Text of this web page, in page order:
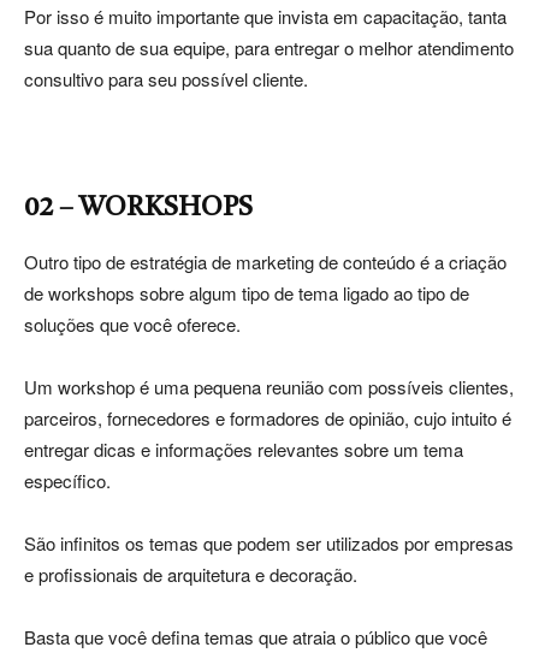
Por isso é muito importante que invista em capacitação, tanta
sua quanto de sua equipe, para entregar o melhor atendimento
consultivo para seu possível cliente.
02 – WORKSHOPS
Outro tipo de estratégia de marketing de conteúdo é a criação
de workshops sobre algum tipo de tema ligado ao tipo de
soluções que você oferece.
Um workshop é uma pequena reunião com possíveis clientes,
parceiros, fornecedores e formadores de opinião, cujo intuito é
entregar dicas e informações relevantes sobre um tema
específico.
São infinitos os temas que podem ser utilizados por empresas
e profissionais de arquitetura e decoração.
Basta que você defina temas que atraia o público que você